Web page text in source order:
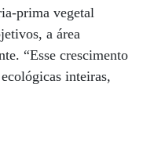
prima vegetal
a área
“Esse crescimento
inteiras,